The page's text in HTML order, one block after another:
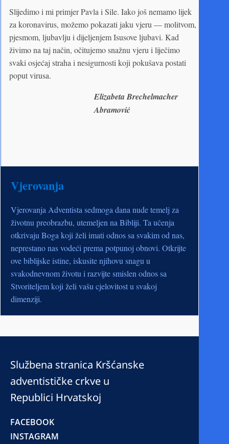
Slijedimo i mi primjer Pavla i Sile. Iako još nemamo lijek
za koronavirus, možemo pokazati jaku vjeru — molitvom,
pjesmom, ljubavlju i dijeljenjem Isusove ljubavi. Kad
živimo na taj način, očitujemo snažnu vjeru i liječimo
svaki osjećaj straha i nesigurnosti koji pokušava postati
poput virusa.
Elizabeta Brechelmacher
Abramović
Vjerovanja
Vjerovanja Adventista sedmoga dana nude temelj za
životnu preobrazbu, utemeljen na Bibliji. Ta učenja
otkrivaju Boga koji želi imati odnos sa svakim od nas,
neprestano nas vodeći prema potpunoj obnovi. Otkrijte
ove biblijske istine, iskusite njihovu snagu u
svakodnevnom životu i razvijte smislen odnos sa
Stvoriteljem koji želi vašu cjelovitost u svakoj
dimenziji.
Službena stranica Kršćanske
adventističke crkve u
Republici Hrvatskoj
FACEBOOK
INSTAGRAM